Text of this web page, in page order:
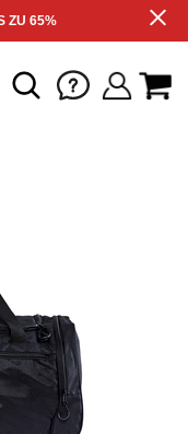
ZU 65%